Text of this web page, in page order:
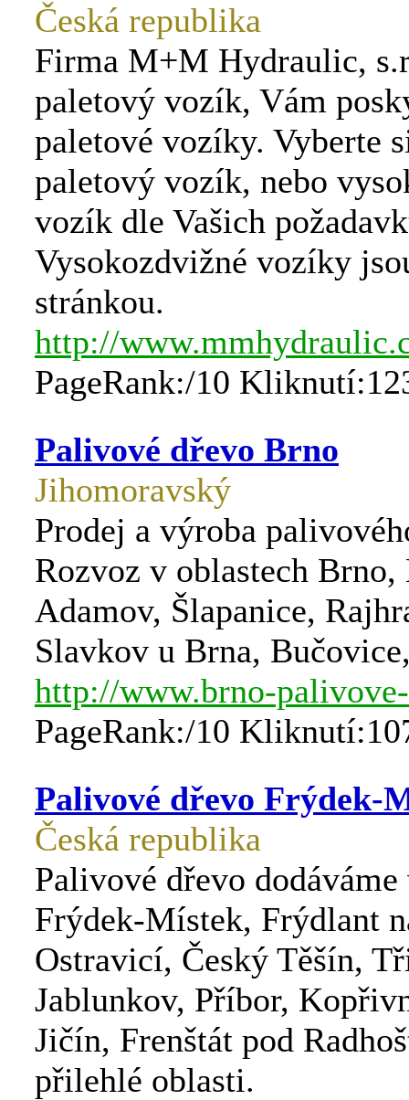
Česká republika
Firma M+M Hydraulic,
paletový vozík, Vám
paletové vozíky. Vyberte
paletový vozík, nebo
vozík dle Vašich
Vysokozdvižné vozíky
stránkou.
http://
PageRank:/10
Palivové dřevo Brno
Jihomoravský
Prodej a výroba
Rozvoz v oblastech
Adamov, Šlapanice,
Slavkov u Brna,
http://www.brno-
PageRank:/10
Palivové dřevo Frýdek-
Česká republika
Palivové dřevo
Frýdek-Místek, Frýdlant
Ostravicí, Český Těšín,
Jablunkov, Příbor,
Jičín, Frenštát pod
přilehlé oblasti.